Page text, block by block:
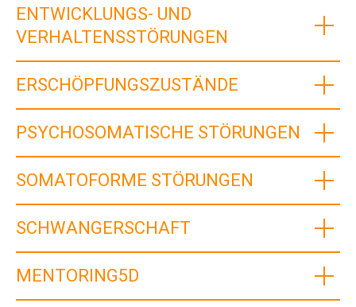
ENTWICKLUNGS- UND
VERHALTENSSTÖRUNGEN
ERSCHÖPFUNGSZUSTÄNDE
PSYCHOSOMATISCHE STÖRUNGEN
SOMATOFORME STÖRUNGEN
SCHWANGERSCHAFT
MENTORING5D